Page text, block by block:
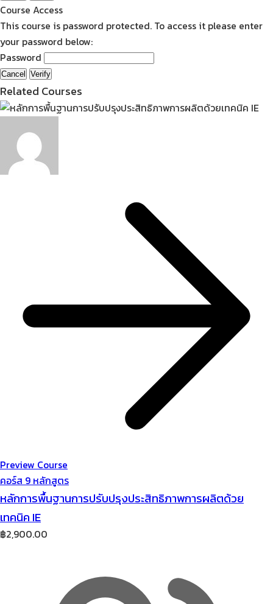
Course Access
This course is password protected. To access it please enter
your password below:
Password
Cancel Verify
Related Courses
Preview Course
คอร์ส 9 หลักสูตร
หลักการพื้นฐานการปรับปรุงประสิทธิภาพการผลิตด้วย
เทคนิค IE
฿2,900.00